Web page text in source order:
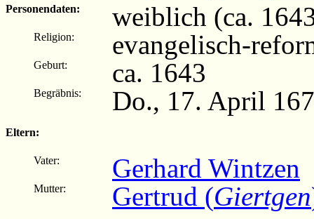
Personendaten: weiblich (ca.
Religion: evangelisch-
Geburt: ca. 1643
Begräbnis: Do., 17. April
Eltern:
Vater: Gerhard Wintzen
Mutter: Gertrud (Giertgen